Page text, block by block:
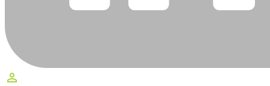
perm_identity